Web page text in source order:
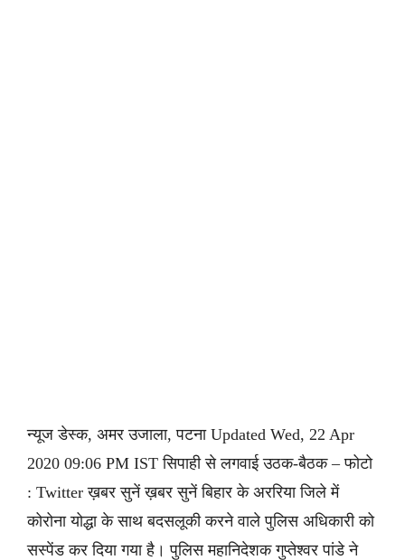
न्यूज डेस्क, अमर उजाला, पटना Updated Wed, 22 Apr
2020 09:06 PM IST सिपाही से लगवाई उठक-बैठक – फोटो
: Twitter ख़बर सुनें ख़बर सुनें बिहार के अररिया जिले में
कोरोना योद्धा के साथ बदसलूकी करने वाले पुलिस अधिकारी को
सस्पेंड कर दिया गया है। पुलिस महानिदेशक गुप्तेश्वर पांडे ने